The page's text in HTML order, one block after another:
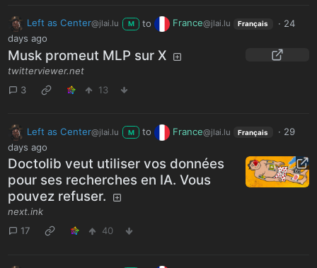
Left as Center@jlai.lu M to France@jlai.lu Français · 24
days ago
Musk promeut MLP sur X
twitterviewer.net
3
13
Left as Center@jlai.lu M to France@jlai.lu Français · 29
days ago
Doctolib veut utiliser vos données
pour ses recherches en IA. Vous
pouvez refuser.
next.ink
17
40